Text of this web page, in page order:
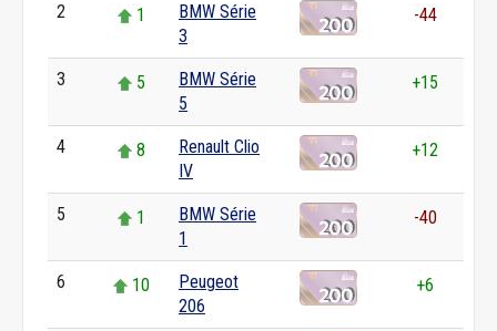
2 1
BMW Série
3
-44
3 5
BMW Série
5
+15
4 8
Renault Clio
IV
+12
5 1
BMW Série
1
-40
6 10
Peugeot
206
+6